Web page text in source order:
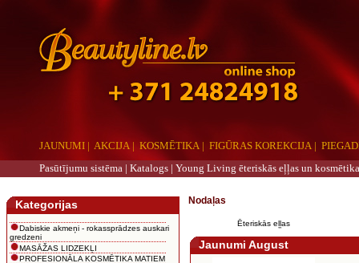
JAUNUMI | AKCIJA | KOSMĒTIKA | FIGŪRAS KOREKCIJA|
Pasūtījumu sistēma | Katalogs | Young Living ēteriskās eļļas un
Kategorijas
Dabiskie akmeņi - rokassprādzes auskari
gredzeni
MASĀŽAS LIDZEKĻI
PROFESIONĀLA KOSMĒTIKA MATIEM
Nodaļas
Ēteriskās eļļas
Jaunumi August